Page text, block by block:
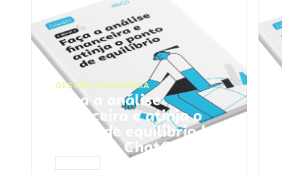
GESTÃO FINANCEIRA
Faça a análise
financeira e atinja o
ponto de equilíbrio |
Prompts ChatGPT